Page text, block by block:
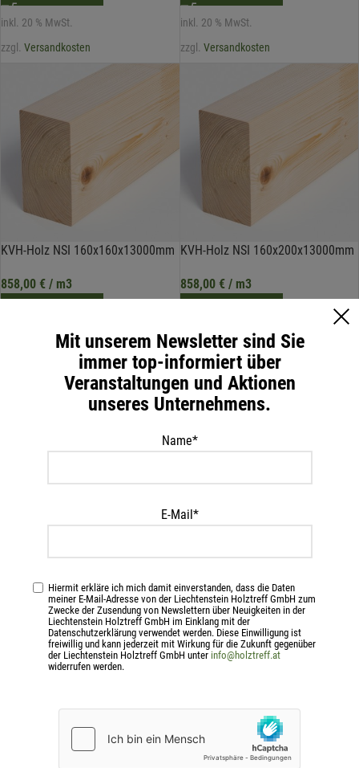
inkl. 20 % MwSt.
zzgl. Versandkosten
inkl. 20 % MwSt.
zzgl. Versandkosten
KVH-Holz NSI 160x160x13000mm
858,00 € / m3
inkl. 20 % MwSt.
Versandkosten
KVH-Holz NSI 160x200x13000mm
858,00 €/ m3
inkl. 20 % MwSt.
zzgl. Versandkosten
/ m3
IN DEN WARENKORB
inkl. 20 % MwSt.
Stangenweise Sonderlängen
828,00€/ m3
IN DEN WARENKORB
Versandkosten
Mit unserem Newsletter sind Sie
immer top-informiert über
Veranstaltungen und Aktionen
unseres Unternehmens.
Name*
E-Mail*
Hiermit erkläre ich mich damit einverstanden, dass die Daten
meiner E-Mail-Adresse von der Liechtenstein Holztreff GmbH zum
Zwecke der Zusendung von Newslettern über Neuigkeiten in der
Liechtenstein Holztreff GmbH im Einklang mit der
Datenschutzerklärung verwendet werden. Diese Einwilligung ist
freiwillig und kann jederzeit mit Wirkung für die Zukunft gegenüber
der Liechtenstein Holztreff GmbH unter info@holztreff.at
widerrufen werden.